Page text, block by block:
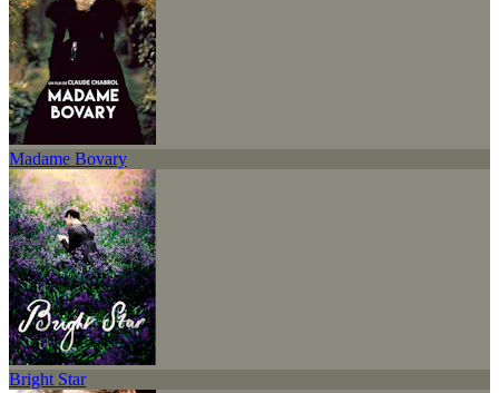
Madame Bovary
Bright Star